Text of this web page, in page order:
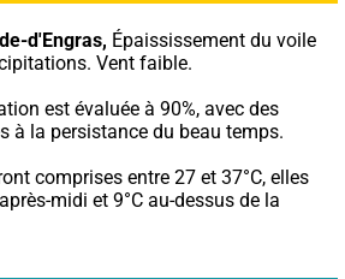
d'Engras, Épaississement du voile
Vent faible.
est évaluée à 90%, avec des
à la persistance du beau temps.
comprises entre 27 et 37°C, elles
midi et 9°C au-dessus de la